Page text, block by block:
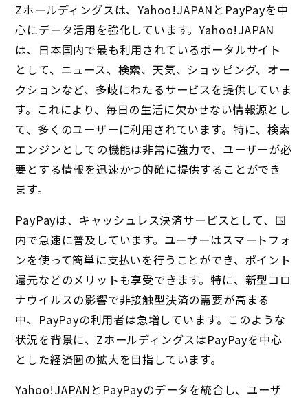
Zホールディングスは、Yahoo!JAPANとPayPayを中
心にデータ活用を強化しています。Yahoo!JAPAN
は、日本国内で最も利用されているポータルサイト
として、ニュース、検索、天気、ショッピング、オー
クションなど、多岐にわたるサービスを提供していま
す。これにより、毎日の生活に欠かせない情報源とし
て、多くのユーザーに利用されています。特に、検索
エンジンとしての機能は非常に強力で、ユーザーが必
要とする情報を迅速かつ的確に提供することができ
ます。
PayPayは、キャッシュレス決済サービスとして、国
内で急速に普及しています。ユーザーはスマートフォ
ンを使って簡単に支払いを行うことができ、ポイント
還元などのメリットも享受できます。特に、新型コロ
ナウイルスの影響で非接触型決済の需要が高まる
中、PayPayの利用者は急増しています。このような
状況を背景に、ZホールディングスはPayPayを中心
とした経済圏の拡大を目指しています。
Yahoo!JAPANとPayPayのデータを統合し、ユーザ